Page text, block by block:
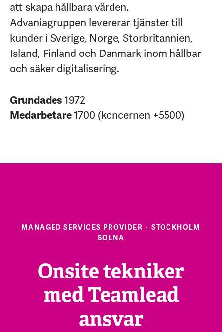
att skapa hållbara värden.
Advaniagruppen levererar tjänster till
kunder i Sverige, Norge, Storbritannien,
Island, Finland och Danmark inom hållbar
och säker digitalisering.
Grundades1972
Medarbetare1700 (koncernen +5500)
MANAGED SERVICES PROVIDER · STOCKHOLM
SOLNA
Onsite tekniker
med Teamlead
ansvar